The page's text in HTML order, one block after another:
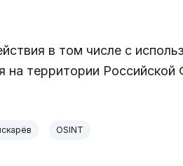
в том числе с
на территории Российской
OSINT